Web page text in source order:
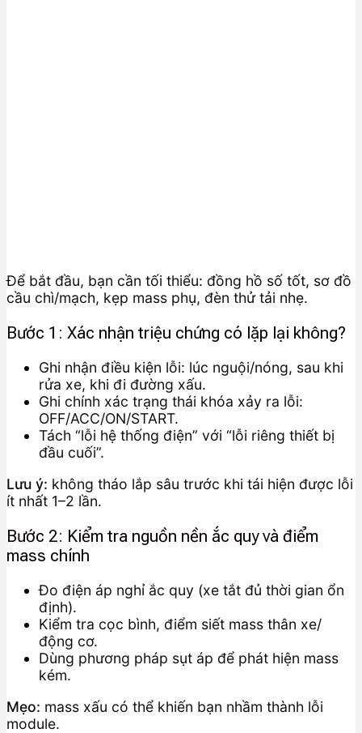
Để bắt đầu, bạn cần tối thiểu: đồng hồ số tốt, sơ đồ
cầu chì/mạch, kẹp mass phụ, đèn thử tải nhẹ.
Bước 1: Xác nhận triệu chứng có lặp lại không?
Ghi nhận điều kiện lỗi: lúc nguội/nóng, sau khi
rửa xe, khi đi đường xấu.
Ghi chính xác trạng thái khóa xảy ra lỗi:
OFF/ACC/ON/START.
Tách “lỗi hệ thống điện” với “lỗi riêng thiết bị
đầu cuối”.
Lưu ý: không tháo lắp sâu trước khi tái hiện được lỗi
ít nhất 1–2 lần.
Bước 2: Kiểm tra nguồn nền ắc quy và điểm
mass chính
Đo điện áp nghỉ ắc quy (xe tắt đủ thời gian ổn
định).
Kiểm tra cọc bình, điểm siết mass thân xe/
động cơ.
Dùng phương pháp sụt áp để phát hiện mass
kém.
Mẹo: mass xấu có thể khiến bạn nhầm thành lỗi
module.